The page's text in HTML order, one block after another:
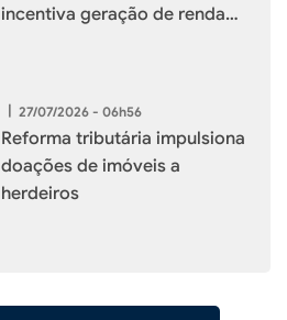
incentiva geração de renda
27/07/2026 - 06h56
Reforma tributária impulsiona
doações de imóveis a
herdeiros